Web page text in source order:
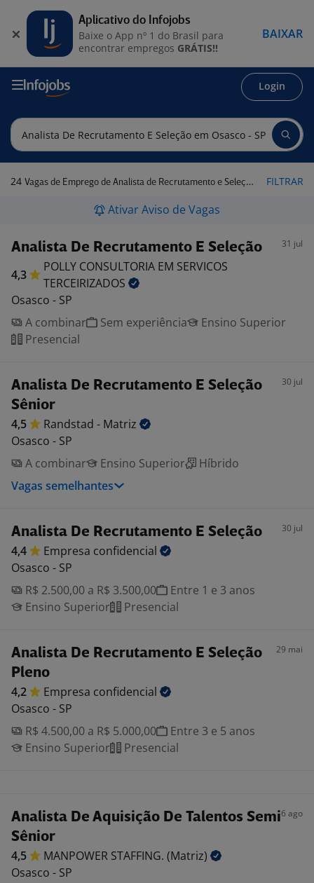
Login
24 Vagas de Emprego de Analista de Recrutamento e Seleção em Osasco - SP FILTRAR
Ativar Aviso de Vagas
Analista De Recrutamento E Seleção 31 jul
4,3
POLLY CONSULTORIA EM SERVICOS
TERCEIRIZADOS
Osasco - SP
A combinar
Sem experiência
Ensino Superior
Presencial
Analista De Recrutamento E Seleção
Sênior
30 jul
4,5 Randstad - Matriz
Osasco - SP
A combinar
Ensino Superior
Híbrido
Vagas semelhantes
Analista De Recrutamento E Seleção 30 jul
4,4 Empresa confidencial
Osasco - SP
R$ 2.500,00 a R$ 3.500,00
Entre 1 e 3 anos
Ensino Superior
Presencial
Analista De Recrutamento E Seleção
Pleno
29 mai
4,2 Empresa confidencial
Osasco - SP
R$ 4.500,00 a R$ 5.000,00
Entre 3 e 5 anos
Ensino Superior
Presencial
Analista De Aquisição De Talentos Semi
Sênior
6 ago
4,5 MANPOWER STAFFING. (Matriz)
Osasco - SP
Aplicativo do Infojobs
Baixe o App nº 1 do Brasil para
encontrar empregos GRÁTIS!!
BAIXAR